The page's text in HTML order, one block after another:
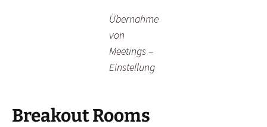
Übernahme
von
Meetings –
Einstellung
Breakout Rooms